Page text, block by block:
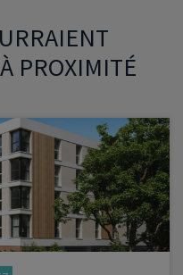
PROXIMITÉ